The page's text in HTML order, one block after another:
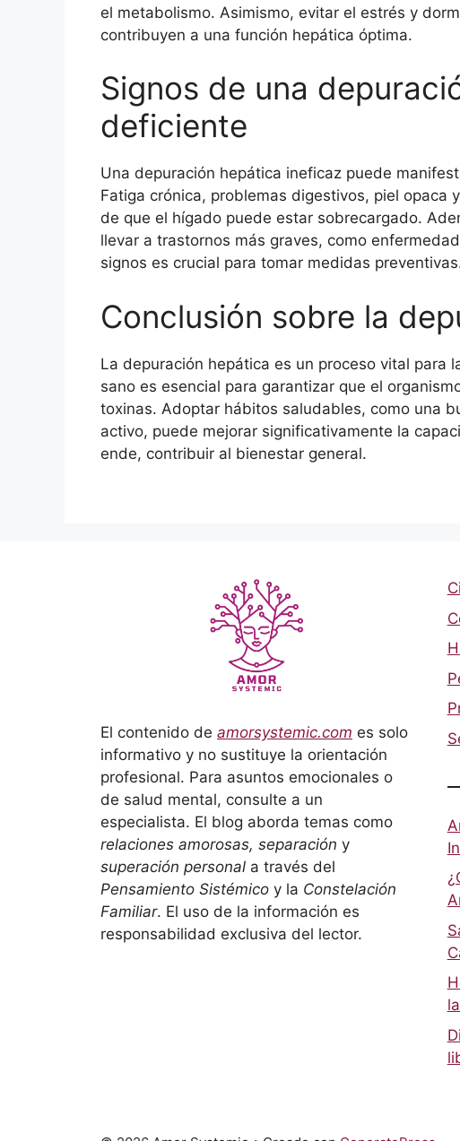
el metabolismo. Asimismo, evitar el estrés y
contribuyen a una función hepática óptima.
Signos de una
deficiente
Una depuración hepática ineficaz puede
Fatiga crónica, problemas digestivos, piel opaca
de que el hígado puede estar sobrecargado.
llevar a trastornos más graves, como
signos es crucial para tomar medidas
Conclusión sobre la
La depuración hepática es un proceso vital para
sano es esencial para garantizar que el
toxinas. Adoptar hábitos saludables, como una
activo, puede mejorar significativamente la
ende, contribuir al bienestar general.
El contenido de amorsystemic.com es solo
informativo y no sustituye la orientación
profesional. Para asuntos emocionales o
de salud mental, consulte a un
especialista. El blog aborda temas como
relaciones amorosas, separación y
superación personal a través del
Pensamiento Sistémico y la Constelación
Familiar. El uso de la información es
responsabilidad exclusiva del lector.